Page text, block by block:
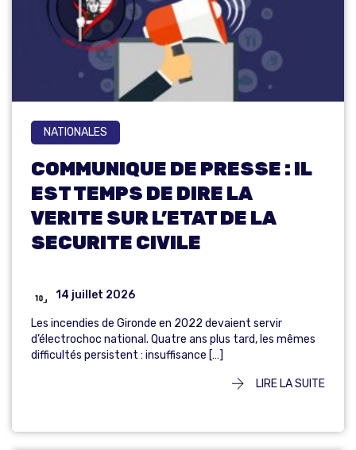
NATIONALES
COMMUNIQUE DE PRESSE : IL
EST TEMPS DE DIRE LA
VERITE SUR L’ETAT DE LA
SECURITE CIVILE
14 juillet 2026
Les incendies de Gironde en 2022 devaient servir
d’électrochoc national. Quatre ans plus tard, les mêmes
difficultés persistent : insuffisance […]
LIRE LA SUITE